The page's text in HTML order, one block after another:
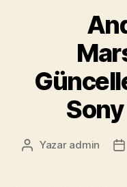
Yazının
Yazar admin